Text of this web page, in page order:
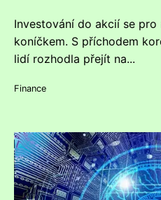
Investování do akcií se
koníčkem. S příchodem
lidí rozhodla přejít na...
Finance